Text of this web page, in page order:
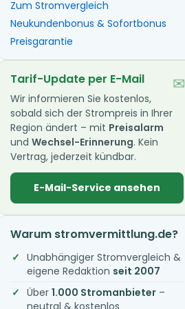
Zum Stromvergleich
Neukundenbonus & Sofortbonus
Preisgarantie
✉
Tarif-Update per E-Mail
Wir informieren Sie kostenlos,
sobald sich der Strompreis in Ihrer
Region ändert – mit Preisalarm
und Wechsel-Erinnerung. Kein
Vertrag, jederzeit kündbar.
E-Mail-Service ansehen
Warum stromvermittlung.de?
Unabhängiger Stromvergleich &
eigene Redaktion seit 2007
Über 1.000 Stromanbieter –
neutral & kostenlos